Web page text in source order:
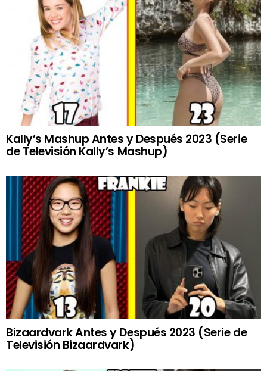
Kally’s Mashup Antes y Después 2023 (Serie
de Televisión Kally’s Mashup)
Bizaardvark Antes y Después 2023 (Serie de
Televisión Bizaardvark)